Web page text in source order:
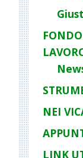
NEI
LINK